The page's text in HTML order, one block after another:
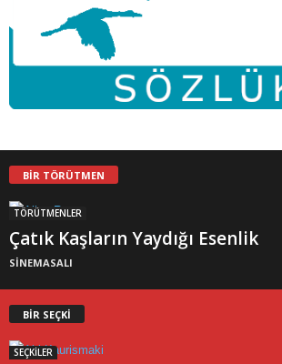
BİR TÖRÜTMEN
TÖRÜTMENLER
Çatık Kaşların Yaydığı Esenlik
SİNEMASALI
BİR SEÇKİ
SEÇKİLER